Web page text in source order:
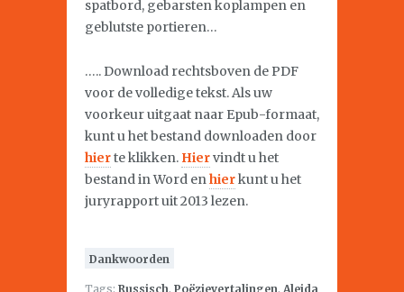
spatbord, gebarsten koplampen en
geblutste portieren…
….. Download rechtsboven de PDF
voor de volledige tekst. Als uw
voorkeur uitgaat naar Epub-formaat,
kunt u het bestand downloaden door
hierte klikken. Hiervindt u het
bestand in Word enhierkunt u het
juryrapport uit 2013 lezen.
Dankwoorden
Tags: Russisch, Poëzievertalingen, Aleida